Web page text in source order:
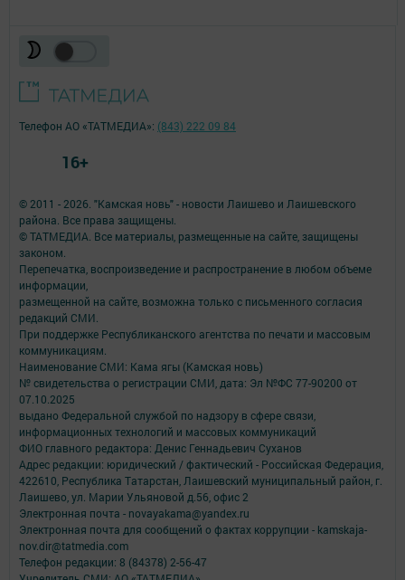
© 2011 - 2026. "Камская новь" - новости Лаишево и Лаишевского
района. Все права защищены.
© ТАТМЕДИА. Все материалы, размещенные на сайте, защищены
законом.
Перепечатка, воспроизведение и распространение в любом объеме
информации,
размещенной на сайте, возможна только с письменного согласия
редакций СМИ.
При поддержке Республиканского агентства по печати и массовым
коммуникациям.
Наименование СМИ: Кама ягы (Камская новь)
№ свидетельства о регистрации СМИ, дата: Эл №ФC 77-90200 от
07.10.2025
выдано Федеральной службой по надзору в сфере связи,
информационных технологий и массовых коммуникаций
ФИО главного редактора: Денис Геннадьевич Суханов
Адрес редакции: юридический / фактический - Российская Федерация,
422610, Республика Татарстан, Лаишевский муниципальный район, г.
Лаишево, ул. Марии Ульяновой д.56, офис 2
Электронная почта - novayakama@yandex.ru
Электронная почта для сообщений о фактах коррупции - kamskaja-
nov.dir@tatmedia.com
Телефон редакции: 8 (84378) 2-56-47
Телефон АО «ТАТМЕДИА»: (843) 222 09 84
16+